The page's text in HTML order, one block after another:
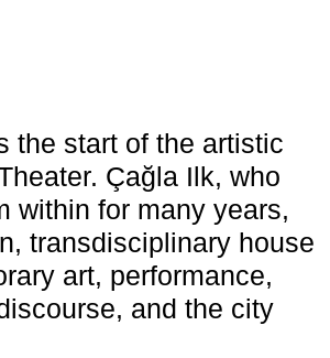
the start of the artistic
Çağla Ilk, who
within for many years,
transdisciplinary house
art, performance,
and the city